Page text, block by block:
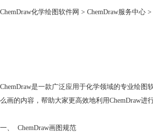
ChemDraw化学绘图软件网 > ChemDraw服务中心 >
ChemDraw是一款广泛应用于化学领域的专业绘图
么画的内容，帮助大家更高效地利用ChemDraw进
一、 ChemDraw画图规范